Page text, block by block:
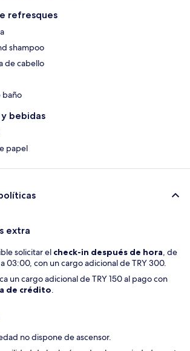
refresques
shampoo
de cabello
baño
bebidas
papel
extra
solicitar el check-in después de hora, de
03:00, con un cargo adicional de TRY 300.
un cargo adicional de TRY 150 al pago con
de crédito.
no dispone de ascensor.